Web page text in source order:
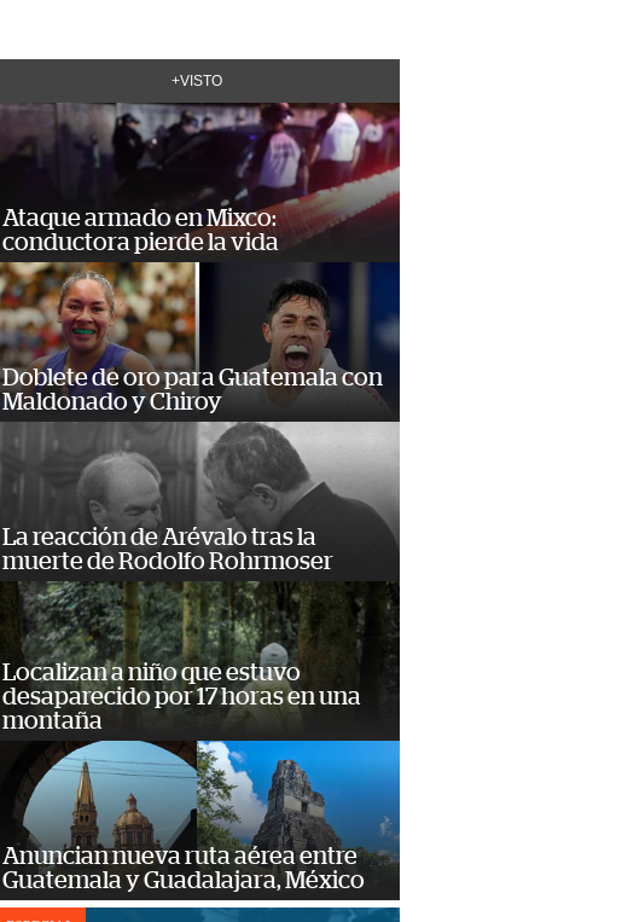
+VISTO
Ataque armado en Mixco:
conductora pierde la vida
Doblete de oro para Guatemala con
Maldonado y Chiroy
La reacción de Arévalo tras la
muerte de Rodolfo Rohrmoser
Localizan a niño que estuvo
desaparecido por 17 horas en una
montaña
Anuncian nueva ruta aérea entre
Guatemala y Guadalajara, México